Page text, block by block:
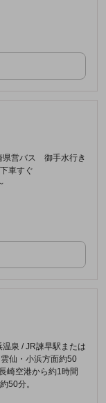
県営バス 御手水行き
下車すぐ
泉 / JR諫早駅または
仙・小浜方面約50
崎空港から約1時間
50分。